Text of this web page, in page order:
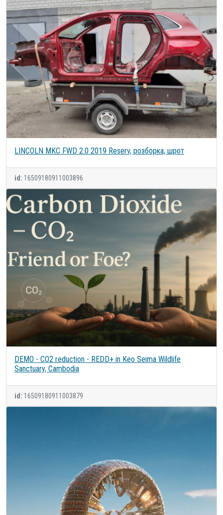
LINCOLN MKC FWD 2.0 2019 Reserv, розборка, шрот
id: 16509180911003896
DEMO - CO2 reduction - REDD+ in Keo Seima Wildlife
Sanctuary, Cambodia
id: 16509180911003879